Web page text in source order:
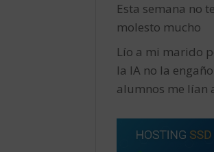
Esta semana no te
molesto mucho
Lío a mi marido
la IA no la
alumnos me lían